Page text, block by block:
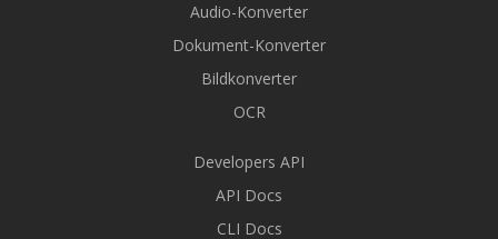
Audio-Konverter
Dokument-Konverter
Bildkonverter
OCR
Developers API
API Docs
CLI Docs